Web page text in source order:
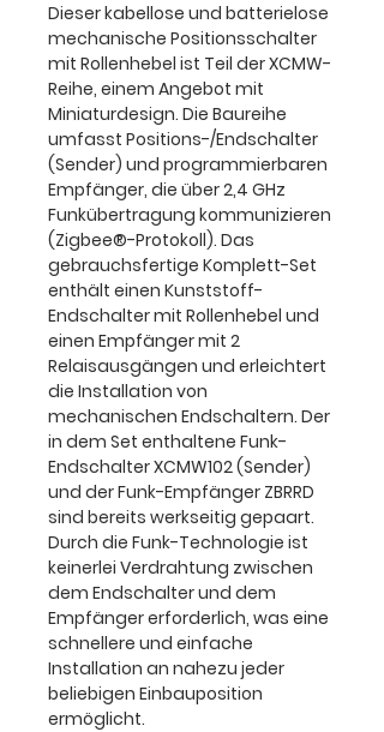
Dieser kabellose und batterielose
mechanische Positionsschalter
mit Rollenhebel ist Teil der XCMW-
Reihe, einem Angebot mit
Miniaturdesign. Die Baureihe
umfasst Positions-/Endschalter
(Sender) und programmierbaren
Empfänger, die über 2,4 GHz
Funkübertragung kommunizieren
(Zigbee®-Protokoll). Das
gebrauchsfertige Komplett-Set
enthält einen Kunststoff-
Endschalter mit Rollenhebel und
einen Empfänger mit 2
Relaisausgängen und erleichtert
die Installation von
mechanischen Endschaltern. Der
in dem Set enthaltene Funk-
Endschalter XCMW102 (Sender)
und der Funk-Empfänger ZBRRD
sind bereits werkseitig gepaart.
Durch die Funk-Technologie ist
keinerlei Verdrahtung zwischen
dem Endschalter und dem
Empfänger erforderlich, was eine
schnellere und einfache
Installation an nahezu jeder
beliebigen Einbauposition
ermöglicht.